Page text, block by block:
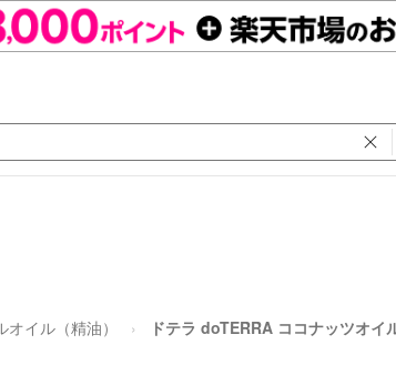
イル（精油） ドテラ doTERRA ココナッツオ